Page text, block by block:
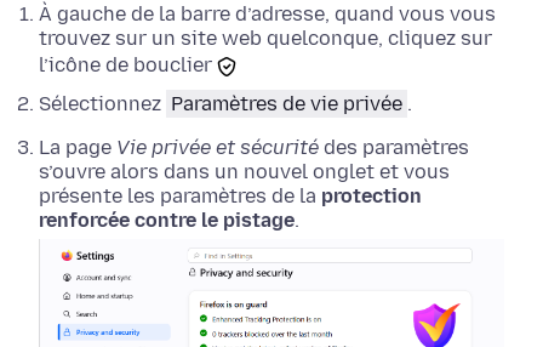
À gauche de la barre d’adresse, quand vous vous
trouvez sur un site web quelconque, cliquez sur
l’icône de bouclier
Sélectionnez Paramètres de vie privée .
La page Vie privée et sécurité des paramètres
s’ouvre alors dans un nouvel onglet et vous
présente les paramètres de la protection
renforcée contre le pistage.